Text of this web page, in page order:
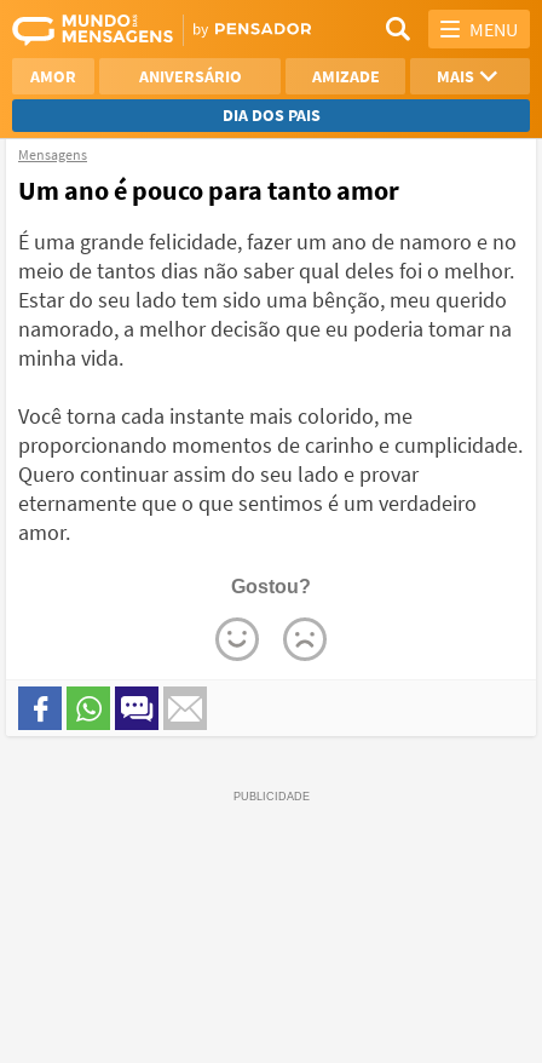
MENU
AMOR ANIVERSÁRIO AMIZADE
MAIS
DIA DOS PAIS
REFLEXÃO
NAMORO
VER TODAS
Mensagens
Um ano é pouco para tanto amor
É uma grande felicidade, fazer um ano de namoro e no
meio de tantos dias não saber qual deles foi o melhor.
Estar do seu lado tem sido uma bênção, meu querido
namorado, a melhor decisão que eu poderia tomar na
minha vida.
Você torna cada instante mais colorido, me
proporcionando momentos de carinho e cumplicidade.
Quero continuar assim do seu lado e provar
eternamente que o que sentimos é um verdadeiro
amor.
Gostou?